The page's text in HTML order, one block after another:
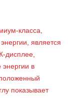
класса,
является
дисплее,
в
показывает